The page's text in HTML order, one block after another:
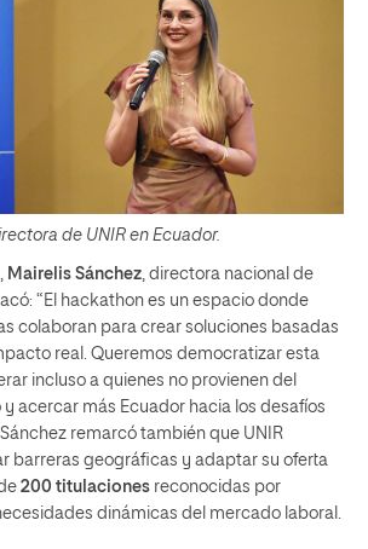
de UNIR en Ecuador.
Mairelis Sánchez, directora nacional de
“El hackathon es un espacio donde
colaboran para crear soluciones basadas
real. Queremos democratizar esta
incluso a quienes no provienen del
acercar más Ecuador hacia los desafíos
remarcó también que UNIR
barreras geográficas y adaptar su oferta
200 titulaciones reconocidas por
dinámicas del mercado laboral.